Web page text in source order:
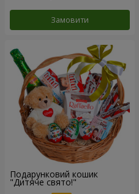
Замовити
Подарунковий кошик
"Дитяче свято!"